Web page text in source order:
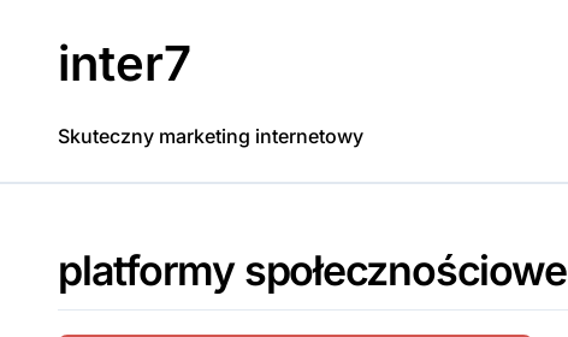
inter7
Skuteczny marketing internetowy
platformy społecznościowe